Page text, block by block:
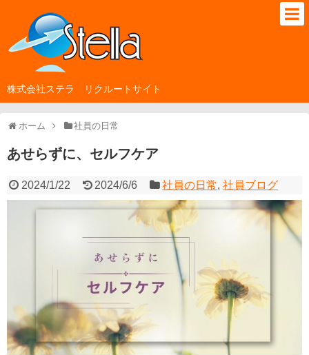
株式会社ステラ リクルートサイト
ホーム 社員の日常
あせらずに、セルフケア
2024/1/22 2024/6/6 社員の日常,社員ブログ